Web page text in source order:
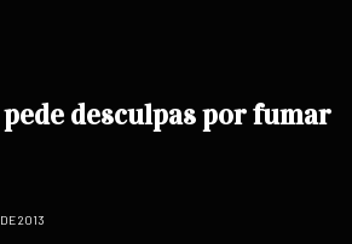
desculpas por fumar
2013